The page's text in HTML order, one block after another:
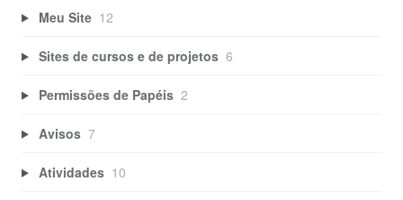
Meu Site 12
Sites de cursos e de projetos 6
Permissões de Papéis 2
Avisos 7
Atividades 10